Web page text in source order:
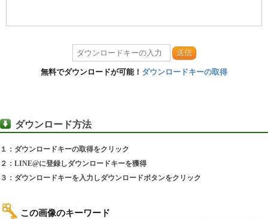
送信
無料でダウンロードが可能！ ダウンロードキーの取得
ダウンロード方法
１：ダウンロードキーの取得をクリック
２：LINE@に登録しダウンロードキーを獲得
３：ダウンロードキーを入力しダウンロードボタンをクリック
この画像のキーワード